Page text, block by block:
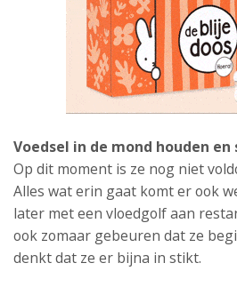
Voedsel in de mond houden en
Op dit moment is ze nog niet
Alles wat erin gaat komt er ook
later met een vloedgolf aan
ook zomaar gebeuren dat ze
denkt dat ze er bijna in stikt.